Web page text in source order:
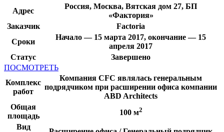
Адрес
Россия, Москва, Вятская дом 27, БП
«Фактория»
Заказчик
Factoria
Сроки
Начало — 15 марта 2017, окончание — 15
апреля 2017
Статус
Завершено
ПОСМОТРЕТЬ
Комплекс
работ
Компания CFC являлась генеральным
подрядчиком при расширении офиса компании
ABD Architects
Общая
площадь
100 м2
Вид